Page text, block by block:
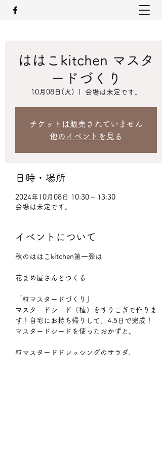
ははこkitchen マスタ
ードづくり
10月08日(火) 会場は未定です。
チケットは販売されていません
他のイベントを見る
日時・場所
2024年10月08日 10:30 – 13:30
会場は未定です。
イベントについて
秋のははこkitchen第一弾は
花まめ屋さんとつくる
「粒マスタードづくり」
マスタードシード（種）をすりこぎで作りま
す！自宅にお持ち帰りして、4.5日で完成！
マスタードシードを使ったおかずと、
粒マスタードドレッシングのサラダ、